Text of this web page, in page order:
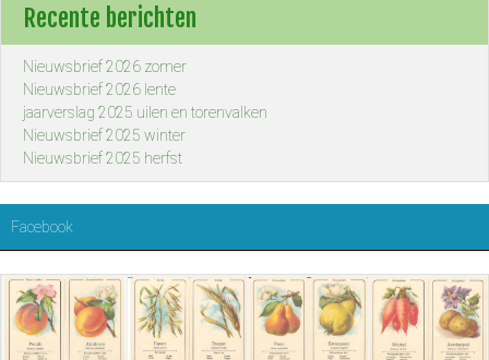
Recente berichten
Nieuwsbrief 2026 zomer
Nieuwsbrief 2026 lente
jaarverslag 2025 uilen en torenvalken
Nieuwsbrief 2025 winter
Nieuwsbrief 2025 herfst
Facebook